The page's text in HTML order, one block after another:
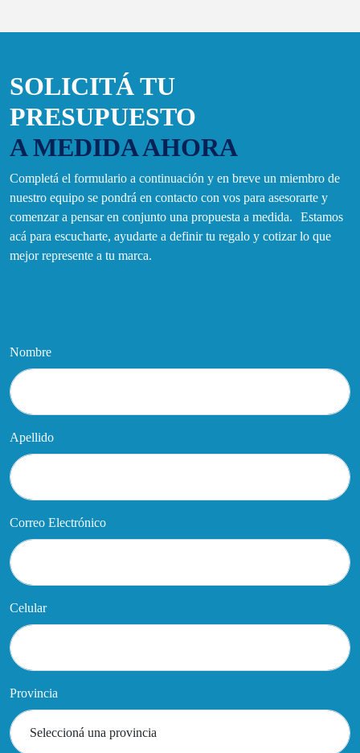
SOLICITÁ TU
PRESUPUESTO
A MEDIDA AHORA
Completá el formulario a continuación y en breve un miembro de
nuestro equipo se pondrá en contacto con vos para asesorarte y
comenzar a pensar en conjunto una propuesta a medida. Estamos
acá para escucharte, ayudarte a definir tu regalo y cotizar lo que
mejor represente a tu marca.
Nombre
Apellido
Correo Electrónico
Celular
Provincia